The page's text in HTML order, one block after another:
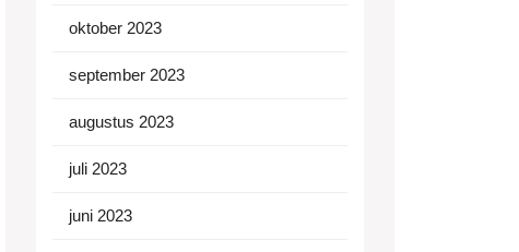
oktober 2023
september 2023
augustus 2023
juli 2023
juni 2023